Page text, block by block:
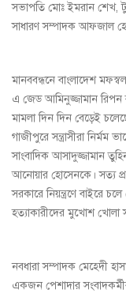
সভাপতি মোঃ ইমরান শেখ,
সাধারণ সম্পাদক আফজাল
মানববন্ধনে বাংলাদেশ
এ জেড আমিনুজ্জামান রিপন
মামলা দিন দিন বেড়েই
গাজীপুরে সন্ত্রাসীরা নির্মম
সাংবাদিক আসাদুজ্জামান
আনোয়ার হোসেনকে। সত্য
সরকারে নিয়ন্ত্রণে বাইরে
হত্যাকারীদের মুখোশ খোলা
নবধারা সম্পাদক মেহেদী
একজন পেশাদার